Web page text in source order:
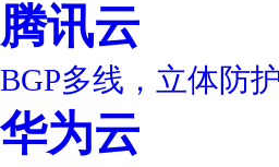
腾讯云
BGP多线，立体防
华为云